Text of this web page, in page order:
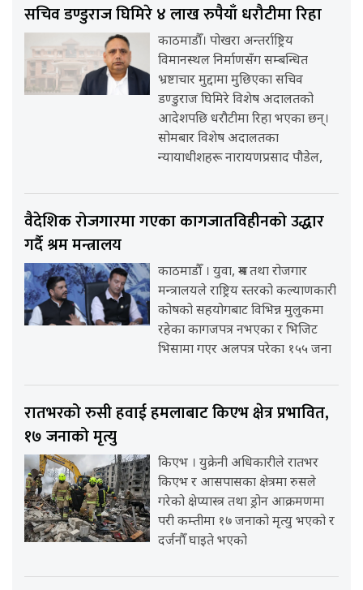
सचिव डण्डुराज घिमिरे ४ लाख रुपैयाँ धरौटीमा रिहा
काठमाडौँ। पोखरा अन्तर्राष्ट्रिय
विमानस्थल निर्माणसँग सम्बन्धित
भ्रष्टाचार मुद्दामा मुछिएका सचिव
डण्डुराज घिमिरे विशेष अदालतको
आदेशपछि धरौटीमा रिहा भएका छन्।
सोमबार विशेष अदालतका
न्यायाधीशहरू नारायणप्रसाद पौडेल,
वैदेशिक रोजगारमा गएका कागजातविहीनको उद्धार
गर्दै श्रम मन्त्रालय
काठमाडौँ । युवा, श्रम तथा रोजगार
मन्त्रालयले राष्ट्रिय स्तरको कल्याणकारी
कोषको सहयोगबाट विभिन्न मुलुकमा
रहेका कागजपत्र नभएका र भिजिट
भिसामा गएर अलपत्र परेका १५५ जना
रातभरको रुसी हवाई हमलाबाट किएभ क्षेत्र प्रभावित,
१७ जनाको मृत्यु
किएभ । युक्रेनी अधिकारीले रातभर
किएभ र आसपासका क्षेत्रमा रुसले
गरेको क्षेप्यास्त्र तथा ड्रोन आक्रमणमा
परी कम्तीमा १७ जनाको मृत्यु भएको र
दर्जनौँ घाइते भएको